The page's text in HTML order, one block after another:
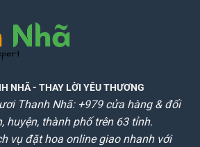
NHÃ- THAY LỜI YÊU THƯƠNG
Thanh Nhã: +979 cửa hàng & đối
huyện, thành phố trên 63 tỉnh.
vụ đặt hoa online giao nhanh với